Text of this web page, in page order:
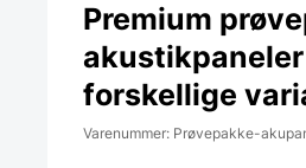
Premium
forskellige
Varenummer: Prøvepakke-